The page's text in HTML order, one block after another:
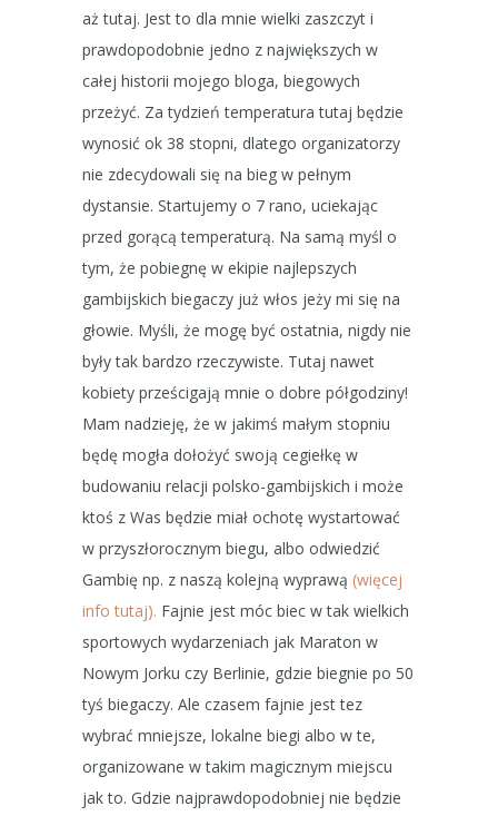
aż tutaj. Jest to dla mnie wielki zaszczyt i
prawdopodobnie jedno z największych w
całej historii mojego bloga, biegowych
przeżyć. Za tydzień temperatura tutaj będzie
wynosić ok 38 stopni, dlatego organizatorzy
nie zdecydowali się na bieg w pełnym
dystansie. Startujemy o 7 rano, uciekając
przed gorącą temperaturą. Na samą myśl o
tym, że pobiegnę w ekipie najlepszych
gambijskich biegaczy już włos jeży mi się na
głowie. Myśli, że mogę być ostatnia, nigdy nie
były tak bardzo rzeczywiste. Tutaj nawet
kobiety prześcigają mnie o dobre półgodziny!
Mam nadzieję, że w jakimś małym stopniu
będę mogła dołożyć swoją cegiełkę w
budowaniu relacji polsko-gambijskich i może
ktoś z Was będzie miał ochotę wystartować
w przyszłorocznym biegu, albo odwiedzić
Gambię np. z naszą kolejną wyprawą (więcej
info tutaj). Fajnie jest móc biec w tak wielkich
sportowych wydarzeniach jak Maraton w
Nowym Jorku czy Berlinie, gdzie biegnie po 50
tyś biegaczy. Ale czasem fajnie jest tez
wybrać mniejsze, lokalne biegi albo w te,
organizowane w takim magicznym miejscu
jak to. Gdzie najprawdopodobniej nie będzie